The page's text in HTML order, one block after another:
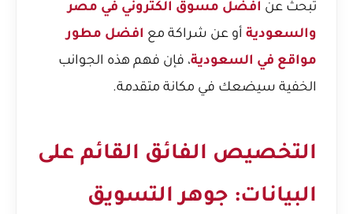
تبحث عن افضل مسوق الكتروني في مصر
والسعودية أو عن شراكة مع افضل مطور
مواقع في السعودية، فإن فهم هذه الجوانب
الخفية سيضعك في مكانة متقدمة.
التخصيص الفائق القائم على
البيانات: جوهر التسويق